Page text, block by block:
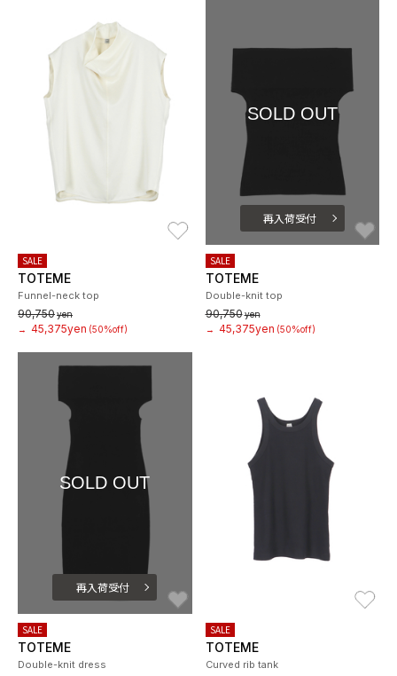
SALE
TOTEME
Funnel-neck top
90,750yen
→ 45,375yen (50%off)
SOLD OUT
再入荷受付
SALE
TOTEME
Double-knit top
90,750yen
→ 45,375yen (50%off)
SOLD OUT
再入荷受付
SALE
TOTEME
Double-knit dress
SALE
TOTEME
Curved rib tank